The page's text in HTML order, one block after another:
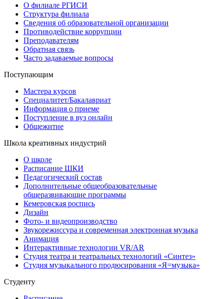
О филиале РГИСИ
Структура филиала
Сведения об образовательной организации
Противодействие коррупции
Преподавателям
Обратная связь
Часто задаваемые вопросы
Поступающим
Мастера курсов
Специалитет/Бакалавриат
Информация о приеме
Поступление в вуз онлайн
Общежитие
Школа креативных индустрий
О школе
Расписание ШКИ
Педагогический состав
Дополнительные общеобразовательные
общеразвивающие программы
Кемеровская роспись
Дизайн
Фото- и видеопроизводство
Звукорежиссура и современная электронная музыка
Анимация
Интерактивные технологии VR/AR
Студия театра и театральных технологий «Синтез»
Студия музыкального продюсирования «Я=музыка»
Студенту